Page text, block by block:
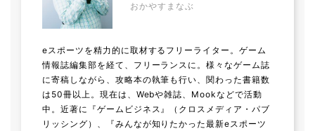
おかやすまなぶ
eスポーツを精力的に取材するフリーライター。ゲーム
情報誌編集部を経て、フリーランスに。様々なゲーム誌
に寄稿しながら、攻略本の執筆も行い、関わった書籍数
は50冊以上。現在は、Webや雑誌、Mookなどで活動
中。近著に『ゲームビジネス』（クロスメディア・パブ
リッシング）、『みんなが知りたかった最新eスポーツ